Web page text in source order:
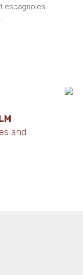
espagnoles
and